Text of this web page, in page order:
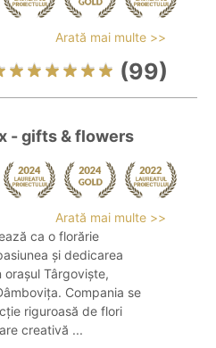
Arată mai multe >>
(99)
- gifts & flowers
Arată mai multe >>
ca o florărie
și dedicarea
Târgoviște,
Compania se
riguroasă de flori
creativă ...